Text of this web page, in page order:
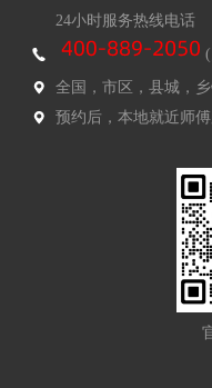
24小时服务热线电话
全国，市区，县城，
预约后，本地就近师